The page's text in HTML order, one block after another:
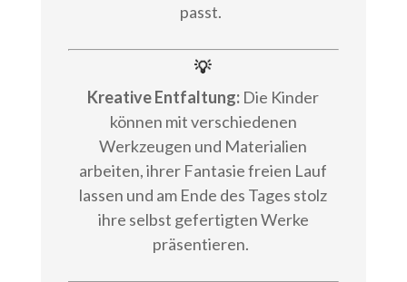
passt.
💡
Kreative Entfaltung: Die Kinder
können mit verschiedenen
Werkzeugen und Materialien
arbeiten, ihrer Fantasie freien Lauf
lassen und am Ende des Tages stolz
ihre selbst gefertigten Werke
präsentieren.